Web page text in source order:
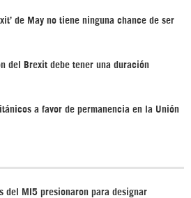
de May no tiene ninguna chance de ser
del Brexit debe tener una duración
a favor de permanencia en la Unión
del MI5 presionaron para designar